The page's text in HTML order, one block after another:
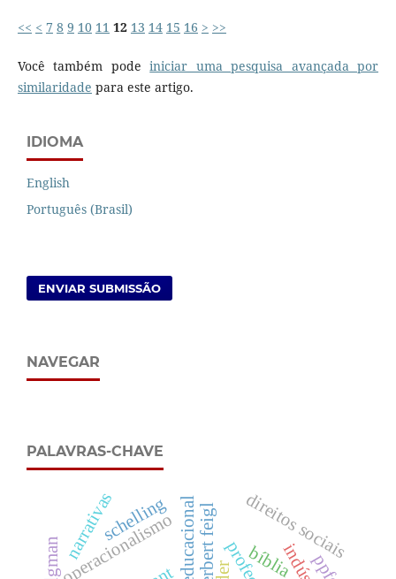
<< < 7 8 9 10 11 12 13 14 15 16 > >>
Você também podeiniciar uma pesquisa avançada por
similaridade para este artigo.
IDIOMA
English
Português (Brasil)
ENVIAR SUBMISSÃO
NAVEGAR
PALAVRAS-CHAVE
herbert feigl bíblia
operacionalismo direitos sociais
schelling
narrativas